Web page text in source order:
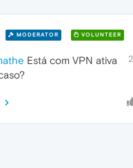
MODERATOR VOLUNTEER
Está com VPN ativa